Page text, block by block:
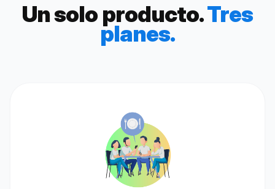
Un solo producto.Tres
planes.